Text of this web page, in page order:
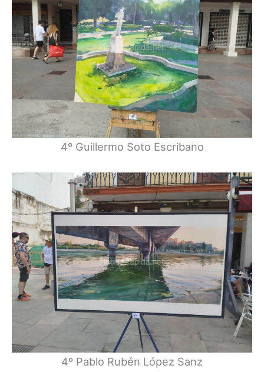
4º Guillermo Soto Escribano
4º Pablo Rubén López Sanz